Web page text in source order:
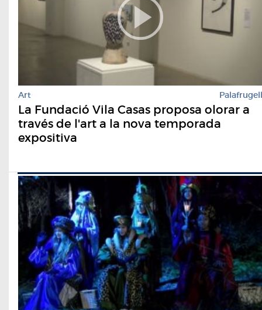
Art Palafrugell
La Fundació Vila Casas proposa olorar a
través de l'art a la nova temporada
expositiva